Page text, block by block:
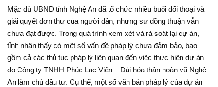
Mặc dù UBND tỉnh Nghệ An đã tổ chức nhiều buổi đối thoại và
giải quyết đơn thư của người dân, nhưng sự đồng thuận vẫn
chưa đạt được. Trong quá trình xem xét và rà soát lại dự án,
tỉnh nhận thấy có một số vấn đề pháp lý chưa đảm bảo, bao
gồm cả các thủ tục pháp lý liên quan đến việc thực hiện dự án
do Công ty TNHH Phúc Lạc Viên – Đài hóa thân hoàn vũ Nghệ
An làm chủ đầu tư. Cụ thể, một số văn bản pháp lý của dự án